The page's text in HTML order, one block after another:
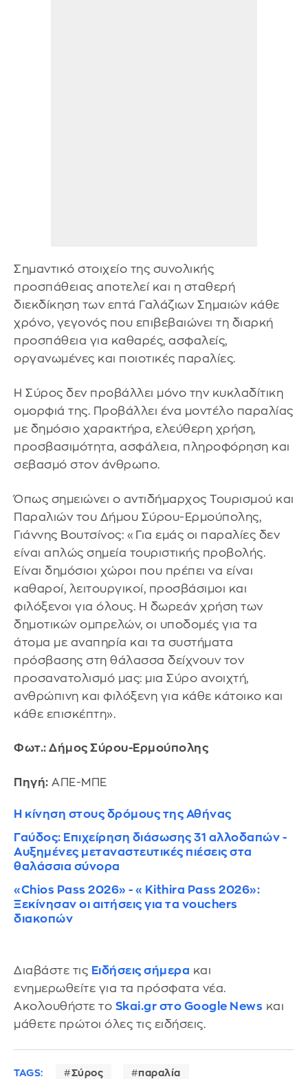
Σημαντικό στοιχείο της συνολικής
προσπάθειας αποτελεί και η σταθερή
διεκδίκηση των επτά Γαλάζιων Σημαιών κάθε
χρόνο, γεγονός που επιβεβαιώνει τη διαρκή
προσπάθεια για καθαρές, ασφαλείς,
οργανωμένες και ποιοτικές παραλίες.
Η Σύρος δεν προβάλλει μόνο την κυκλαδίτικη
ομορφιά της. Προβάλλει ένα μοντέλο παραλίας
με δημόσιο χαρακτήρα, ελεύθερη χρήση,
προσβασιμότητα, ασφάλεια, πληροφόρηση και
σεβασμό στον άνθρωπο.
Όπως σημειώνει ο αντιδήμαρχος Τουρισμού και
Παραλιών του Δήμου Σύρου-Ερμούπολης,
Γιάννης Βουτσίνος: «Για εμάς οι παραλίες δεν
είναι απλώς σημεία τουριστικής προβολής.
Είναι δημόσιοι χώροι που πρέπει να είναι
καθαροί, λειτουργικοί, προσβάσιμοι και
φιλόξενοι για όλους. Η δωρεάν χρήση των
δημοτικών ομπρελών, οι υποδομές για τα
άτομα με αναπηρία και τα συστήματα
πρόσβασης στη θάλασσα δείχνουν τον
προσανατολισμό μας: μια Σύρο ανοιχτή,
ανθρώπινη και φιλόξενη για κάθε κάτοικο και
κάθε επισκέπτη».
Φωτ.: Δήμος Σύρου-Ερμούπολης
Πηγή: ΑΠΕ-ΜΠΕ
Η κίνηση στους δρόμους της Αθήνας
Γαύδος: Επιχείρηση διάσωσης 31 αλλοδαπών -
Αυξημένες μεταναστευτικές πιέσεις στα
θαλάσσια σύνορα
«Chios Pass 2026» - «Kithira Pass 2026»:
Ξεκίνησαν οι αιτήσεις για τα vouchers
διακοπών
Διαβάστε τις Ειδήσεις σήμερα και
ενημερωθείτε για τα πρόσφατα νέα.
Ακολουθήστε το Skai.gr στο Google News και
μάθετε πρώτοι όλες τις ειδήσεις.
TAGS: Σύρος παραλία